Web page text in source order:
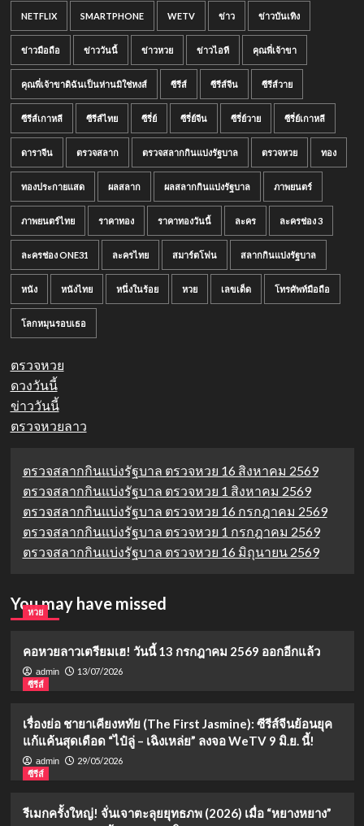
NETFLIX SMARTPHONE WETV ข่าว ข่าวบันเทิง
ข่าวมือถือ ข่าววันนี้ ข่าวหวย ข่าวไอที คุณพี่เจ้าขา
คุณพี่เจ้าขาดิฉันเป็นห่านมิใช่หงส์ ซีรีส์ ซีรีส์จีน ซีรีส์วาย
ซีรีส์เกาหลี ซีรีส์ไทย ซีรี่ย์ ซีรี่ย์จีน ซีรี่ย์วาย ซีรี่ย์เกาหลี
ดาราจีน ตรวจสลาก ตรวจสลากกินแบ่งรัฐบาล ตรวจหวย ทอง
ทองประกายแสด ผลสลาก ผลสลากกินแบ่งรัฐบาล ภาพยนตร์
ภาพยนตร์ไทย ราคาทอง ราคาทองวันนี้ ละคร ละครช่อง 3
ละครช่อง ONE31 ละครไทย สมาร์ตโฟน สลากกินแบ่งรัฐบาล
หนัง หนังไทย หนึ่งในร้อย หวย เลขเด็ด โทรศัพท์มือถือ
โลกหมุนรอบเธอ
ตรวจหวย
ดวงวันนี้
ข่าววันนี้
ตรวจหวยลาว
ตรวจสลากกินแบ่งรัฐบาล ตรวจหวย 16 สิงหาคม 2569
ตรวจสลากกินแบ่งรัฐบาล ตรวจหวย 1 สิงหาคม 2569
ตรวจสลากกินแบ่งรัฐบาล ตรวจหวย 16 กรกฎาคม 2569
ตรวจสลากกินแบ่งรัฐบาล ตรวจหวย 1 กรกฎาคม 2569
ตรวจสลากกินแบ่งรัฐบาล ตรวจหวย 16 มิถุนายน 2569
You may have missed
หวย
คอหวยลาวเตรียมเฮ! วันนี้ 13 กรกฎาคม 2569 ออกอีกแล้ว
admin
13/07/2026
ซีรีส์
เรื่องย่อ ชายาเคียงหทัย (The First Jasmine): ซีรีส์จีนย้อนยุค
แก้แค้นสุดเดือด “ไป๋ลู่ – เฉิงเหล่ย” ลงจอ WeTV 9 มิ.ย. นี้!
admin
29/05/2026
ซีรีส์
รีเมกครั้งใหญ่! จั่นเจาตะลุยยุทธภพ (2026) เมื่อ “หยางหยาง”